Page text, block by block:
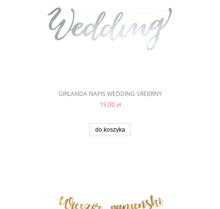
GIRLANDA NAPIS WEDDING SREBRNY
19,00 zł
do koszyka